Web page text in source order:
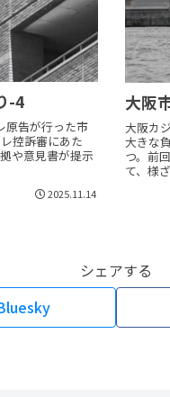
-4
原告が行った市
控訴審にあた
や意見書が提示
2025.11.14
大阪
大阪カ
大きな
つ。前
て、様
シェアする